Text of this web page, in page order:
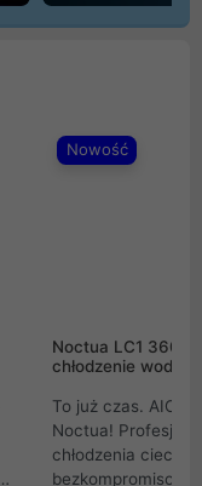
Nowość
Noctua LC1
chłodzenie wodne
To już czas. AIO
Noctua!
chłodzenia cieczą